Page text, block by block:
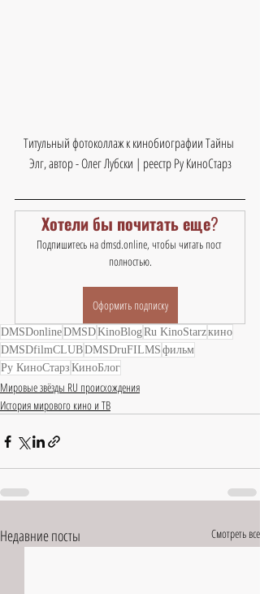
Титульный фотоколлаж к кинобиографии Тайны
Элг, автор - Олег Лубски | реестр Ру КиноСтарз
Хотели бы почитать еще?
Подпишитесь на dmsd.online, чтобы читать пост
полностью.
Оформить подписку
DMSDonlineDMSDKinoBlogRu KinoStarzкино
DMSDfilmCLUBDMSDruFILMS фильм
Ру КиноСтарз КиноБлог
Мировые звёзды RU происхождения
История мирового кино и ТВ
Недавние посты Смотреть все